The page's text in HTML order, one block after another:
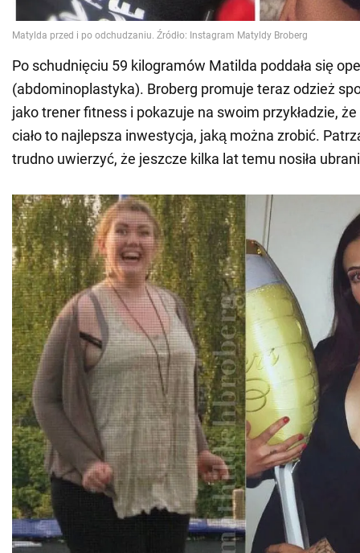
Po schudnięciu 59 kilogramów Matilda poddała się
(abdominoplastyka). Broberg promuje teraz odzież
jako trener fitness i pokazuje na swoim przykładzie,
ciało to najlepsza inwestycja, jaką można zrobić.
trudno uwierzyć, że jeszcze kilka lat temu nosiła